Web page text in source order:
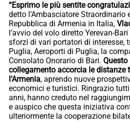
“Esprimo le più sentite
detto l’Ambasciatore Straordinario
Repubblica di Armenia in Italia,
l’avvio del volo diretto Yerevan-
sforzi di vari portatori di interesse,
Puglia, Aeroporti di Puglia, la
Consolato Onorario di Bari.
collegamento accorcia le distanze
l’Armenia, aprendo nuove
economici e turistici. Ringrazio
anni, hanno creduto nel
e auspico che questa iniziativa
ulteriormente la cooperazione